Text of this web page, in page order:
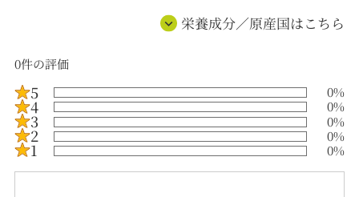
栄養成分／原産国はこちら
0件の評価
5 0%
4 0%
3 0%
2 0%
1 0%